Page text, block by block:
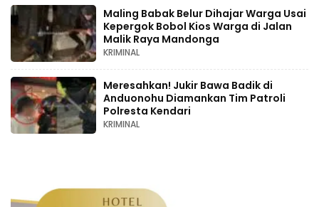
Maling Babak Belur Dihajar Warga Usai
Kepergok Bobol Kios Warga di Jalan
Malik Raya Mandonga
KRIMINAL
Meresahkan! Jukir Bawa Badik di
Anduonohu Diamankan Tim Patroli
Polresta Kendari
KRIMINAL